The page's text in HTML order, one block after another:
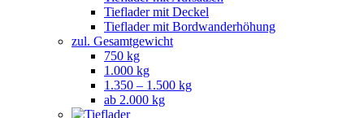
Tieflader mit Deckel
Tieflader mit Bordwanderhöhung
zul. Gesamtgewicht
750 kg
1.000 kg
1.350 – 1.500 kg
ab 2.000 kg